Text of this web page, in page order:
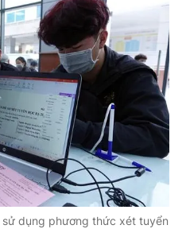
dụng phương thức xét tuyển